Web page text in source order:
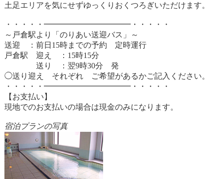
土足エリアを気にせずゆっくりおくつろぎいただけます。
・・・・・━━━━━━━━━━━・・・・・
～戸倉駅より「のりあい送迎バス」～
送迎 ：前日15時までの予約 定時運行
戸倉駅 迎え ：15時15分
送り ：翌9時30分 発
◯送り迎え それぞれ ご希望があるかご記入ください。
・・・・・━━━━━━━━━━━・・・・・
【お支払い】
現地でのお支払いの場合は現金のみになります。
宿泊プランの写真